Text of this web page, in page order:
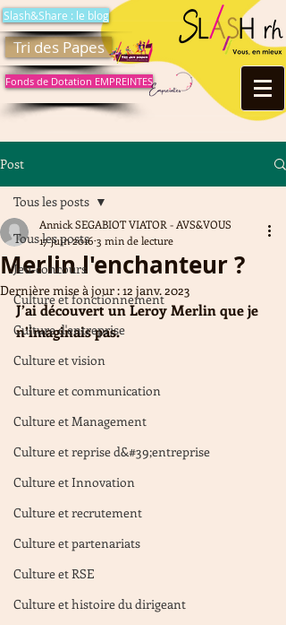
Tri des Papes
Fonds de Dotation EMPREINTES
Slash&Share : le blog
Post
Tous les posts
Jeu-concours
Culture et fonctionnement
Culture d'entreprise
Culture et vision
Culture et communication
Culture et Management
Culture et reprise d&#39;entreprise
Culture et Innovation
Culture et recrutement
Culture et partenariats
Culture et RSE
Culture et histoire du dirigeant
Tous les posts
Merlin l'enchanteur ?
Annick SEGABIOT VIATOR - AVS&VOUS
17 juin 2016 3 min de lecture
Dernière mise à jour :12 janv. 2023
J’ai découvert un Leroy Merlin que je
n’imaginais pas.